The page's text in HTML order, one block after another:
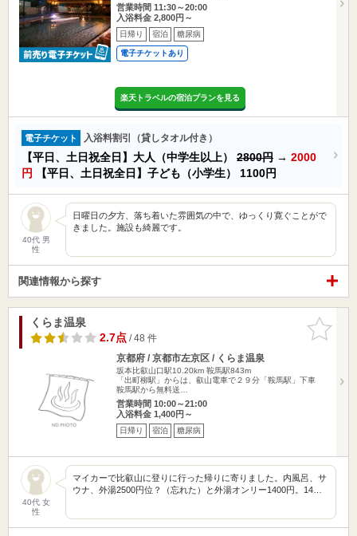
営業時間 11:30～20:00
入浴料金 2,800円～
日帰り 宿泊 糖尿病
電子チケットあり
楽天トラベルの宿泊プランを見る
電子チケット 入浴料割引（貸しタオル付き）
【平日、土日祝全日】大人（中学生以上） 2800円 → 2000
円
【平日、土日祝全日】子ども（小学生） 1100円
40代 男
性
日曜日の夕方、落ち着いた雰囲気の中で、ゆっくり寛ぐことがで
きました。施設も綺麗です。
関連情報から探す
お気に入
りに追加
くらま温泉
2.7点/ 48 件
京都府 / 京都市左京区 / くらま温泉
坂本比叡山口駅10.20km 鞍馬駅843m
「出町柳駅」からは、叡山電車で２９分「鞍馬駅」下車
鞍馬駅から無料送…
営業時間 10:00～21:00
入浴料金 1,400円～
日帰り 宿泊 糖尿病
40代 女
性
マイカーで比叡山に登りに行った帰りに寄りました。内風呂、サ
ウナ、外湯2500円位？（忘れた）と外湯オンリー1400円。14…